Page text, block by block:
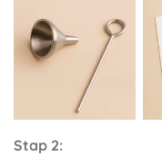
Stap 2: